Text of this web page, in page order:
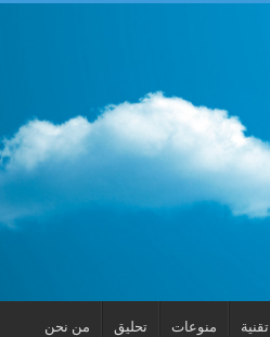
تقنية منوعات تحليق من نحن